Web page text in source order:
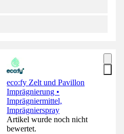
eco:fy Zelt und Pavillon
Imprägnierung •
Imprägniermittel,
Imprägnierspray
Artikel wurde noch nicht
bewertet.